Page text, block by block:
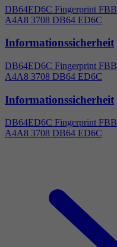
DB64ED6C Fingerprint
A4A8 3708 DB64 ED6C
Informationssicherheit
DB64ED6C Fingerprint
A4A8 3708 DB64 ED6C
Informationssicherheit
DB64ED6C Fingerprint
A4A8 3708 DB64 ED6C